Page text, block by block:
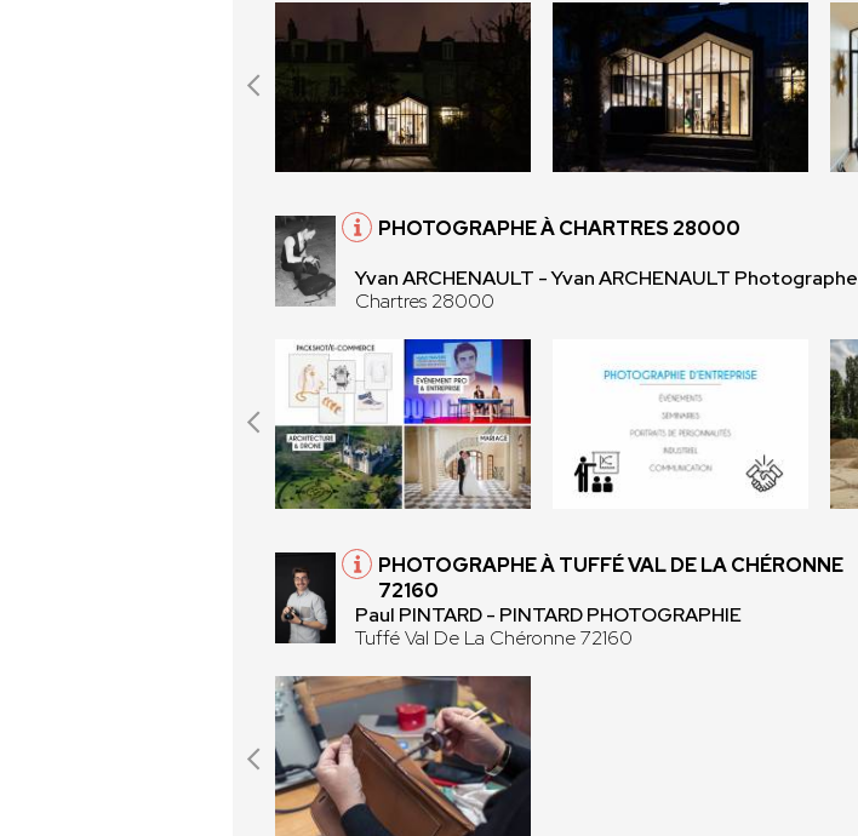
PHOTOGRAPHE À CHARTRES 28000
Yvan ARCHENAULT - Yvan ARCHENAULT Photographe
Chartres 28000
PHOTOGRAPHE À TUFFÉ VAL DE LA CHÉRONNE
72160
Paul PINTARD - PINTARD PHOTOGRAPHIE
Tuffé Val De La Chéronne 72160